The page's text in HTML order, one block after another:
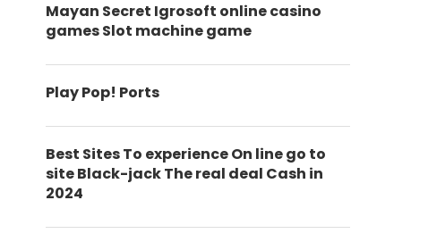
Mayan Secret Igrosoft online casino
games Slot machine game
Play Pop! Ports
Best Sites To experience On line go to
site Black-jack The real deal Cash in
2024